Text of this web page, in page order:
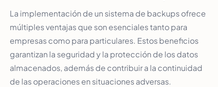
La implementación de un sistema de backups ofrece
múltiples ventajas que son esenciales tanto para
empresas como para particulares. Estos beneficios
garantizan la seguridad y la protección de los datos
almacenados, además de contribuir a la continuidad
de las operaciones en situaciones adversas.